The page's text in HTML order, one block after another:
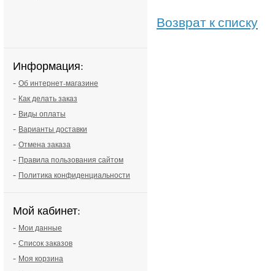
Возврат к списку
Информация:
- Об интернет-магазине
- Как делать заказ
- Виды оплаты
- Варианты доставки
- Отмена заказа
- Правила пользования сайтом
- Политика конфиденциальности
Мой кабинет:
- Мои данные
- Список заказов
- Моя корзина